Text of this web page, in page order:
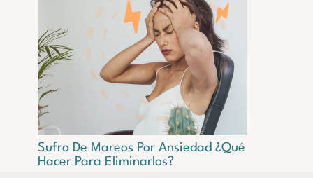
Sufro De Mareos Por Ansiedad ¿Qué
Hacer Para Eliminarlos?